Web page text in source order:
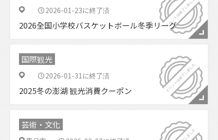
2026-01-23に終了済
2026全国小学校バスケットボール冬季リーグ
国際観光
2026-01-31に終了済
2025冬の澎湖 観光消費クーポン
芸術・文化